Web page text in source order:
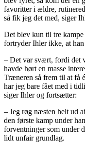
favoritter i ældre,
så fik jeg det med, siger
Det blev kun til tre
fortryder Ihler ikke, at
– Det var svært, fordi det
havde hørt en masse
Træneren så frem til at få
har jeg bare fået med i
siger Ihler og fortsætter:
– Jeg røg næsten helt ud
den første kamp under
forventninger som under
lidt unfair grundlag.